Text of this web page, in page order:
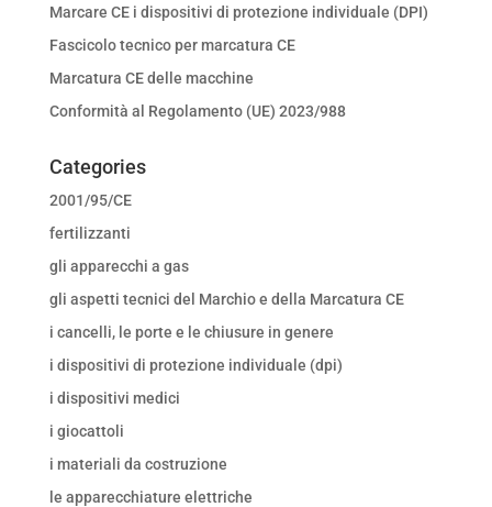
Marcare CE i dispositivi di protezione individuale (DPI)
Fascicolo tecnico per marcatura CE
Marcatura CE delle macchine
Conformità al Regolamento (UE) 2023/988
Categories
2001/95/CE
fertilizzanti
gli apparecchi a gas
gli aspetti tecnici del Marchio e della Marcatura CE
i cancelli, le porte e le chiusure in genere
i dispositivi di protezione individuale (dpi)
i dispositivi medici
i giocattoli
i materiali da costruzione
le apparecchiature elettriche